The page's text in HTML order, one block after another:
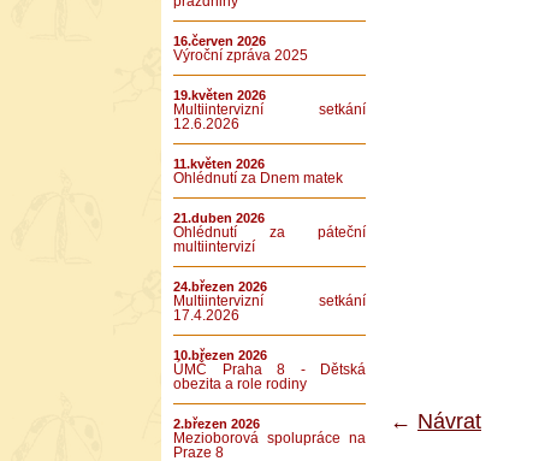
16.červen 2026
Výroční zpráva 2025
19.květen 2026
Multiintervizní setkání
12.6.2026
11.květen 2026
Ohlédnutí za Dnem matek
21.duben 2026
Ohlédnutí za páteční
multiintervizí
24.březen 2026
Multiintervizní setkání
17.4.2026
10.březen 2026
ÚMČ Praha 8 - Dětská
obezita a role rodiny
2.březen 2026
Mezioborová spolupráce na
Praze 8
← Návrat